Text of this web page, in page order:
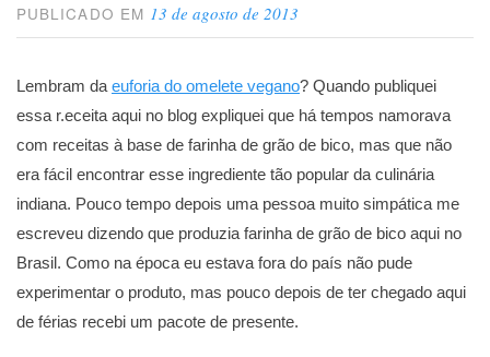
PUBLICADO EM 13 de agosto de 2013
Lembram da euforia do omelete vegano? Quando publiquei
essa r.eceita aqui no blog expliquei que há tempos namorava
com receitas à base de farinha de grão de bico, mas que não
era fácil encontrar esse ingrediente tão popular da culinária
indiana. Pouco tempo depois uma pessoa muito simpática me
escreveu dizendo que produzia farinha de grão de bico aqui no
Brasil. Como na época eu estava fora do país não pude
experimentar o produto, mas pouco depois de ter chegado aqui
de férias recebi um pacote de presente.